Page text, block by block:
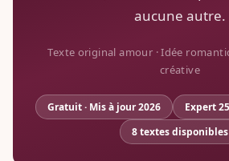
aucune autre.
Texte original amour · Idée
créative
Gratuit · Mis à jour 2026
Expert
8 textes disponibles